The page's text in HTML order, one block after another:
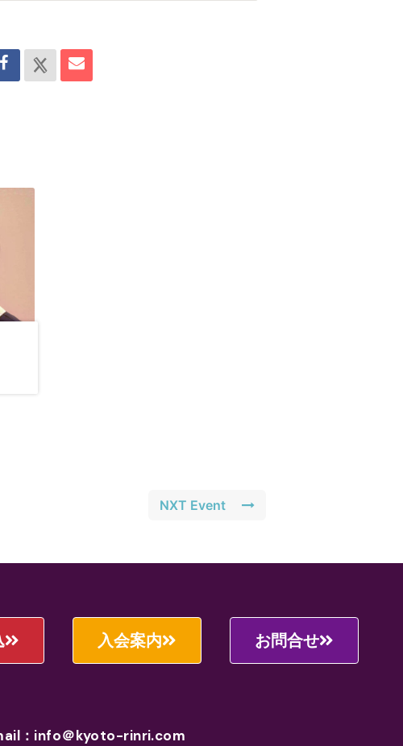
NXT Event
入会案内 お問合せ
：info＠kyoto-rinri.com